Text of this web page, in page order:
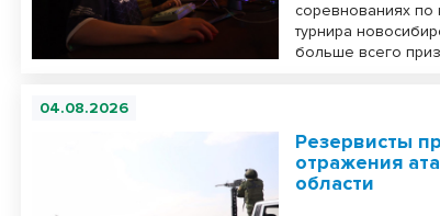
соревнованиях по
турнира
больше всего
04.08.2026
Резервисты
отражения
области